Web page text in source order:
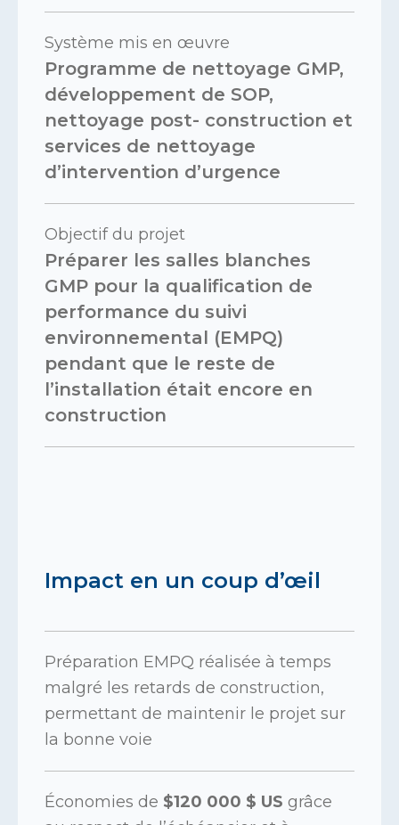
Système mis en œuvre
Programme de nettoyage GMP,
développement de SOP,
nettoyage post- construction et
services de nettoyage
d’intervention d’urgence
Objectif du projet
Préparer les salles blanches
GMP pour la qualification de
performance du suivi
environnemental (EMPQ)
pendant que le reste de
l’installation était encore en
construction
Impact en un coup d’œil
Préparation EMPQ réalisée à temps
malgré les retards de construction,
permettant de maintenir le projet sur
la bonne voie
Économies de $120 000 $ US grâce